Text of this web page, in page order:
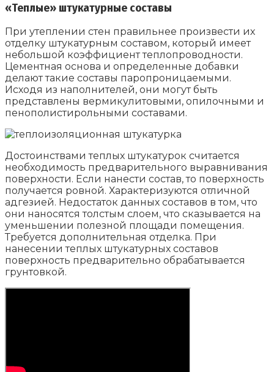
«Теплые» штукатурные составы
При утеплении стен правильнее произвести их
отделку штукатурным составом, который имеет
небольшой коэффициент теплопроводности.
Цементная основа и определенные добавки
делают такие составы паропроницаемыми.
Исходя из наполнителей, они могут быть
представлены вермикулитовыми, опилочными и
пенополистирольными составами.
Достоинствами теплых штукатурок считается
необходимость предварительного выравнивания
поверхности. Если нанести состав, то поверхность
получается ровной. Характеризуются отличной
адгезией. Недостаток данных составов в том, что
они наносятся толстым слоем, что сказывается на
уменьшении полезной площади помещения.
Требуется дополнительная отделка. При
нанесении теплых штукатурных составов
поверхность предварительно обрабатывается
грунтовкой.